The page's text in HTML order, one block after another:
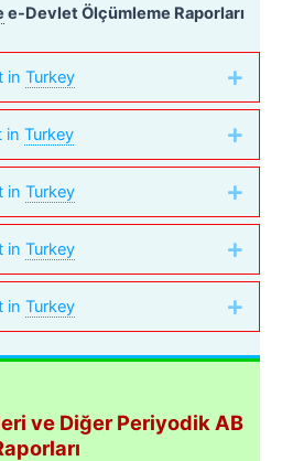
e-Devlet Ölçümleme Raporları
in Turkey
in Turkey
in Turkey
in Turkey
in Turkey
ve Diğer Periyodik AB